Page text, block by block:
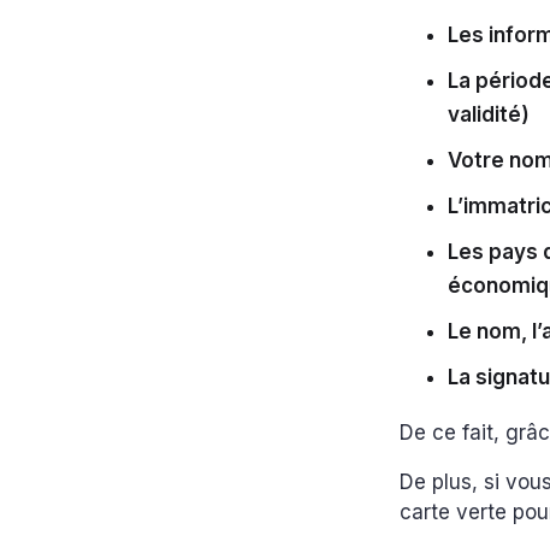
Les
La
validité)
Votre
Les pays
Le nom,
La
De ce fait,
De plus, si
carte verte